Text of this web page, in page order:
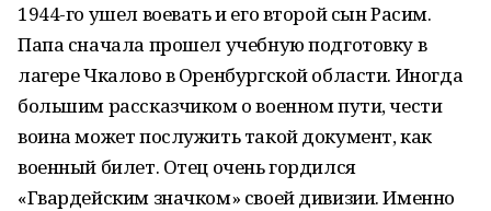
1944-го ушел воевать и его второй сын Расим.
Папа сначала прошел учебную подготовку в
лагере Чкалово в Оренбургской области. Иногда
большим рассказчиком о военном пути, чести
воина может послужить такой документ, как
военный билет. Отец очень гордился
«Гвардейским значком» своей дивизии. Именно